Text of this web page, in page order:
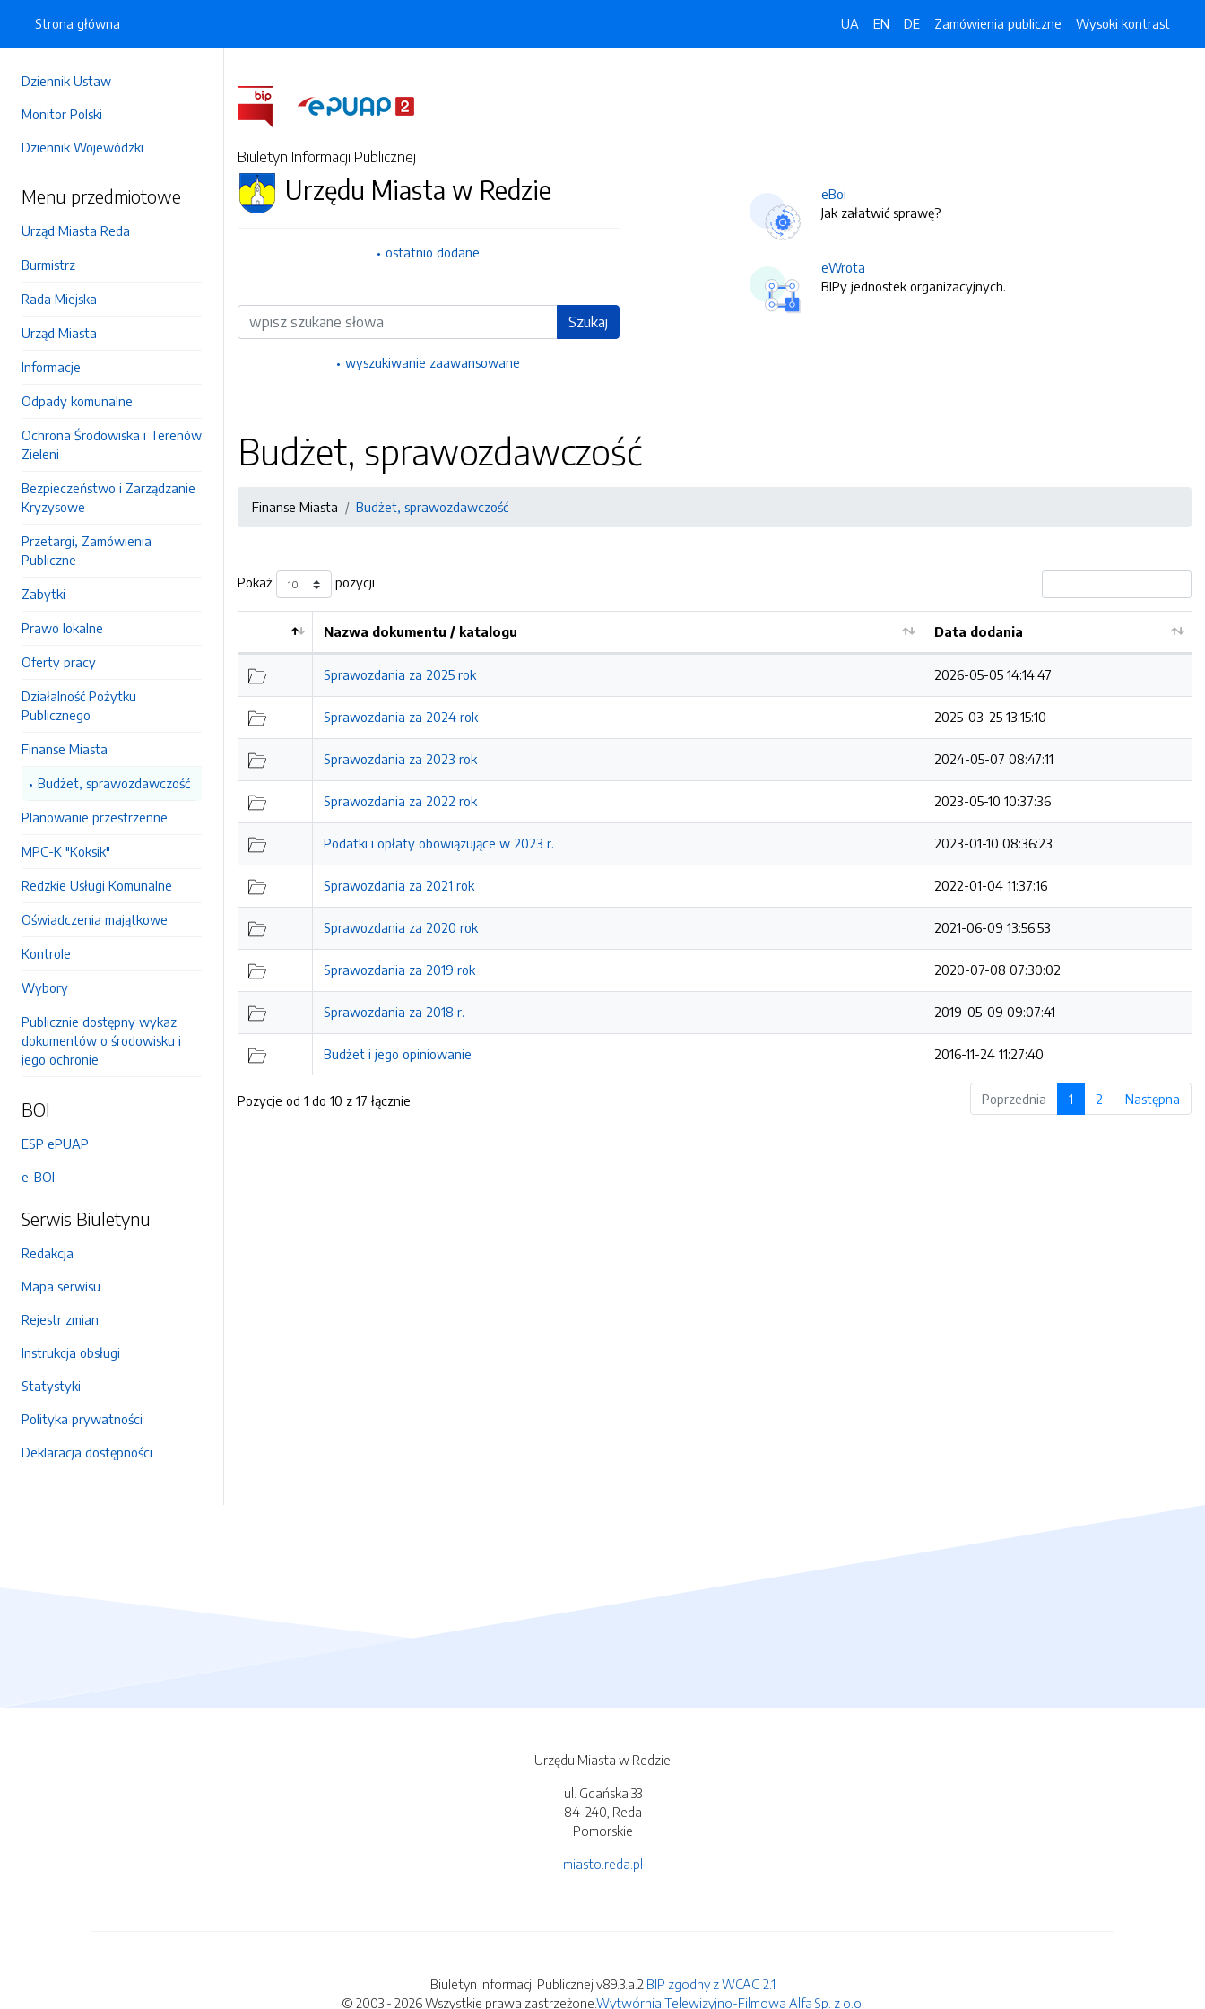
Dziennik Ustaw
Monitor Polski
Dziennik Wojewódzki
Menu przedmiotowe
Urząd Miasta Reda
Burmistrz
Rada Miejska
Urząd Miasta
Informacje
Odpady komunalne
Ochrona Środowiska i Terenów
Zieleni
Bezpieczeństwo i Zarządzanie
Kryzysowe
Przetargi, Zamówienia
Publiczne
Zabytki
Prawo lokalne
Oferty pracy
Działalność Pożytku
Publicznego
Finanse Miasta
Budżet, sprawozdawczość
Planowanie przestrzenne
MPC-K "Koksik"
Redzkie Usługi Komunalne
Oświadczenia majątkowe
Kontrole
Wybory
Publicznie dostępny wykaz
dokumentów o środowisku i
jego ochronie
BOI
ESP ePUAP
e-BOI
Serwis Biuletynu
Redakcja
Mapa serwisu
Rejestr zmian
Instrukcja obsługi
Statystyki
Polityka prywatności
Deklaracja dostępności
Strona główna UA EN DE Zamówienia publiczne Wysoki kontrast
Biuletyn Informacji Publicznej
Urzędu Miasta w Redzie
ostatnio dodane
Wyszukiwarka Szukaj
wyszukiwanie zaawansowane
eBoi
Jak załatwić sprawę?
eWrota
BIPy jednostek organizacyjnych.
Budżet, sprawozdawczość
Finanse Miasta Budżet, sprawozdawczość
Pokaż pozycji
Kolejność
Nazwa dokumentu / katalogu Data dodania
Sprawozdania za 2025 rok 2026-05-05 14:14:47
Sprawozdania za 2024 rok 2025-03-25 13:15:10
Sprawozdania za 2023 rok 2024-05-07 08:47:11
Sprawozdania za 2022 rok 2023-05-10 10:37:36
Podatki i opłaty obowiązujące w 2023 r. 2023-01-10 08:36:23
Sprawozdania za 2021 rok 2022-01-04 11:37:16
Sprawozdania za 2020 rok 2021-06-09 13:56:53
Sprawozdania za 2019 rok 2020-07-08 07:30:02
Sprawozdania za 2018 r. 2019-05-09 09:07:41
Budżet i jego opiniowanie 2016-11-24 11:27:40
Pozycje od 1 do 10 z 17 łącznie Poprzednia 1 2 Następna
Urzędu Miasta w Redzie
ul. Gdańska 33
84-240, Reda
Pomorskie
miasto.reda.pl
Biuletyn Informacji Publicznej v89.3.a.2 BIP zgodny z WCAG 2.1
© 2003 - 2026 Wszystkie prawa zastrzeżone.Wytwórnia Telewizyjno-Filmowa Alfa Sp. z o.o.